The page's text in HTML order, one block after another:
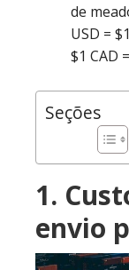
de
USD =
$1 CAD
Seções
1.
envio